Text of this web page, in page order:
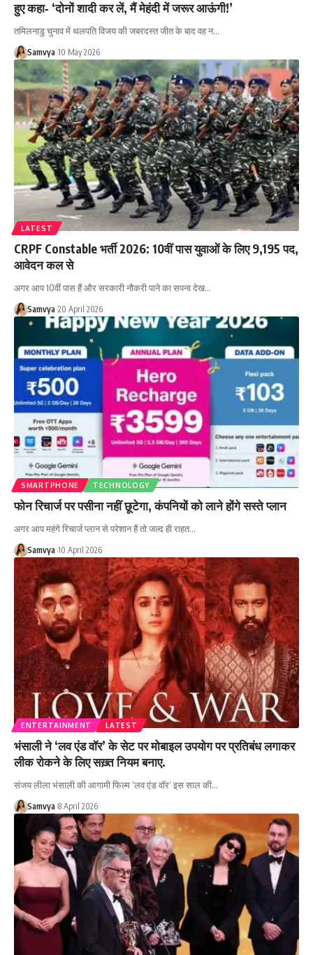
हुए कहा‑ ‘दोनों शादी कर लें, मैं मेहंदी में जरूर आऊंगी!’
तमिलनाडु चुनाव में थलपति विजय की जबरदस्त जीत के बाद वह न…
Samvya 10 May 2026
LATEST
CRPF Constable भर्ती 2026: 10वीं पास युवाओं के लिए 9,195 पद,
आवेदन कल से
अगर आप 10वीं पास हैं और सरकारी नौकरी पाने का सपना देख…
Samvya 20 April 2026
SMARTPHONE TECHNOLOGY
फोन रिचार्ज पर पसीना नहीं छूटेगा, कंपनियों को लाने होंगे सस्ते प्लान
अगर आप महंगे रिचार्ज प्लान से परेशान हैं तो जल्द ही राहत…
Samvya 10 April 2026
ENTERTAINMENT LATEST
भंसाली ने ‘लव एंड वॉर’ के सेट पर मोबाइल उपयोग पर प्रतिबंध लगाकर
लीक रोकने के लिए सख़्त नियम बनाए.
संजय लीला भंसाली की आगामी फिल्म ‘लव एंड वॉर’ इस साल की…
Samvya 8 April 2026